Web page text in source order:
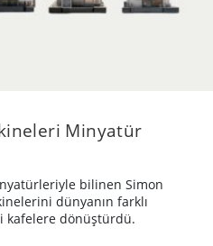
Minyatür
bilinen Simon
dünyanın farklı
kafelere dönüştürdü.